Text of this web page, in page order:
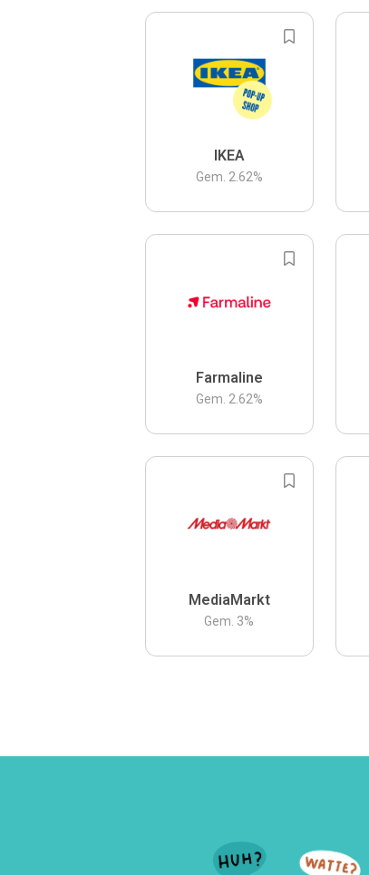
IKEA
Gem. 2.62%
Farmaline
Gem. 2.62%
MediaMarkt
Gem. 3%